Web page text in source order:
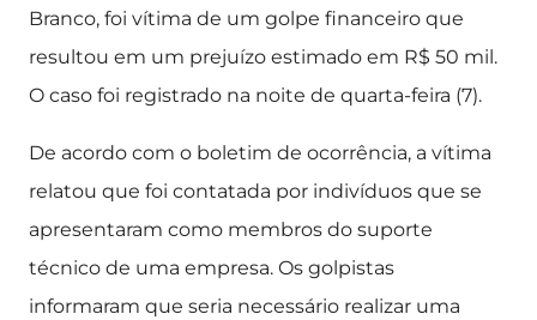
Branco, foi vítima de um golpe financeiro que
resultou em um prejuízo estimado em R$ 50 mil.
O caso foi registrado na noite de quarta-feira (7).
De acordo com o boletim de ocorrência, a vítima
relatou que foi contatada por indivíduos que se
apresentaram como membros do suporte
técnico de uma empresa. Os golpistas
informaram que seria necessário realizar uma